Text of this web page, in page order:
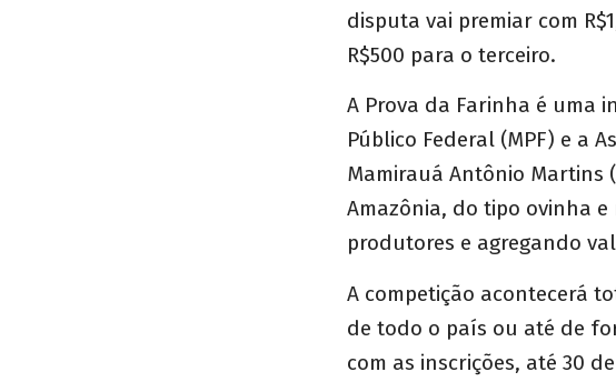
disputa vai premiar com
R$500 para o terceiro.
A Prova da Farinha é uma
Público Federal (MPF) e a
Mamirauá Antônio Martins
Amazônia, do tipo ovinha
produtores e agregando
A competição acontecerá
de todo o país ou até de
com as inscrições, até 30